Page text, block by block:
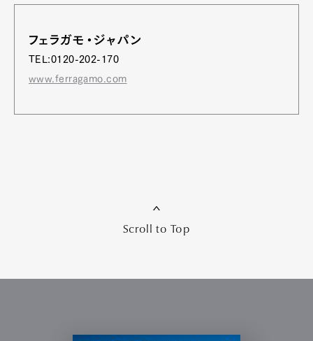
フェラガモ・ジャパン
TEL:0120-202-170
www.ferragamo.com
Scroll to Top